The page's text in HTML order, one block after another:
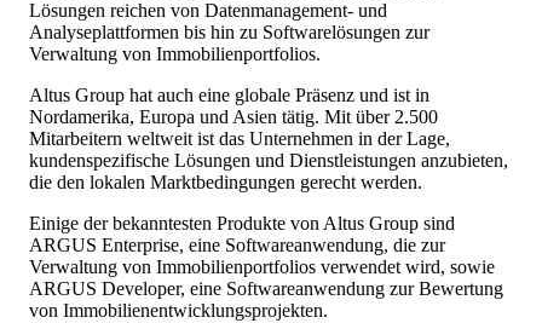
Lösungen reichen von Datenmanagement- und
Analyseplattformen bis hin zu Softwarelösungen zur
Verwaltung von Immobilienportfolios.
Altus Group hat auch eine globale Präsenz und ist in
Nordamerika, Europa und Asien tätig. Mit über 2.500
Mitarbeitern weltweit ist das Unternehmen in der Lage,
kundenspezifische Lösungen und Dienstleistungen anzubieten,
die den lokalen Marktbedingungen gerecht werden.
Einige der bekanntesten Produkte von Altus Group sind
ARGUS Enterprise, eine Softwareanwendung, die zur
Verwaltung von Immobilienportfolios verwendet wird, sowie
ARGUS Developer, eine Softwareanwendung zur Bewertung
von Immobilienentwicklungsprojekten.